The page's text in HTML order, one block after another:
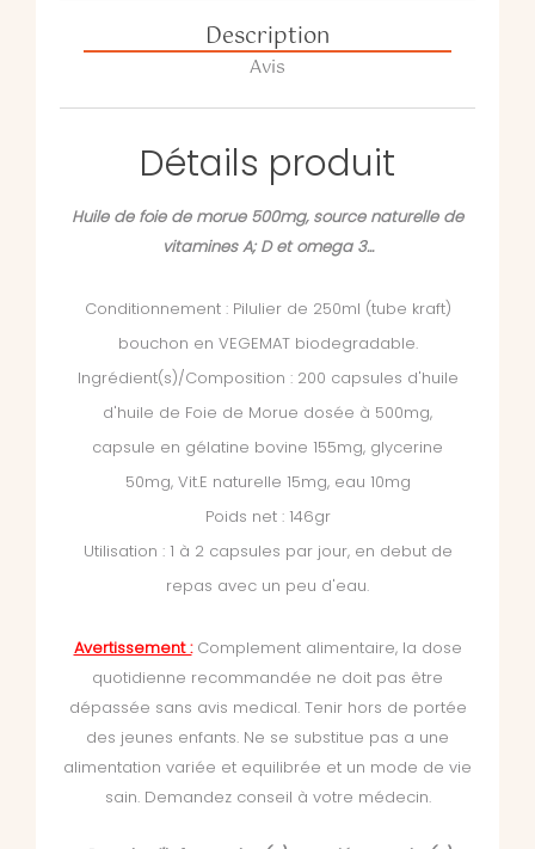
Description
Avis
Détails produit
Huile de foie de morue 500mg, source naturelle de
vitamines A; D et omega 3...
Conditionnement : Pilulier de 250ml (tube kraft)
bouchon en VEGEMAT biodegradable.
Ingrédient(s)/Composition : 200 capsules d'huile
d'huile de Foie de Morue dosée à 500mg,
capsule en gélatine bovine 155mg, glycerine
50mg, Vit.E naturelle 15mg, eau 10mg
Poids net : 146gr
Utilisation : 1 à 2 capsules par jour, en debut de
repas avec un peu d'eau.
Avertissement : Complement alimentaire, la dose
quotidienne recommandée ne doit pas être
dépassée sans avis medical. Tenir hors de portée
des jeunes enfants. Ne se substitue pas a une
alimentation variée et equilibrée et un mode de vie
sain. Demandez conseil à votre médecin.